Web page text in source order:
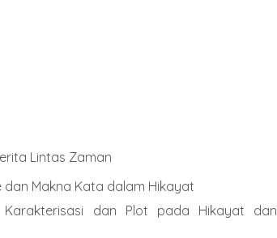
Lintas Zaman
dan Makna Kata dalam Hikayat
Karakterisasi dan Plot pada Hikayat dan